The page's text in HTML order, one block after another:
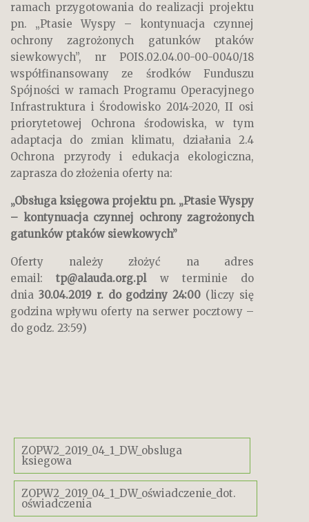
ramach przygotowania do realizacji projektu
pn. „Ptasie Wyspy – kontynuacja czynnej
ochrony zagrożonych gatunków ptaków
siewkowych”, nr POIS.02.04.00-00-0040/18
współfinansowany ze środków Funduszu
Spójności w ramach Programu Operacyjnego
Infrastruktura i Środowisko 2014-2020, II osi
priorytetowej Ochrona środowiska, w tym
adaptacja do zmian klimatu, działania 2.4
Ochrona przyrody i edukacja ekologiczna,
zaprasza do złożenia oferty na:
„Obsługa księgowa projektu pn. „Ptasie Wyspy
– kontynuacja czynnej ochrony zagrożonych
gatunków ptaków siewkowych”
Oferty należy złożyć na adres
email:tp@alauda.org.plw terminie do
dnia 30.04.2019 r. do godziny 24:00 (liczy się
godzina wpływu oferty na serwer pocztowy –
do godz. 23:59)
ZOPW2_2019_04_1_DW_obsluga
ksiegowa
ZOPW2_2019_04_1_DW_oświadczenie_dot.
oświadczenia